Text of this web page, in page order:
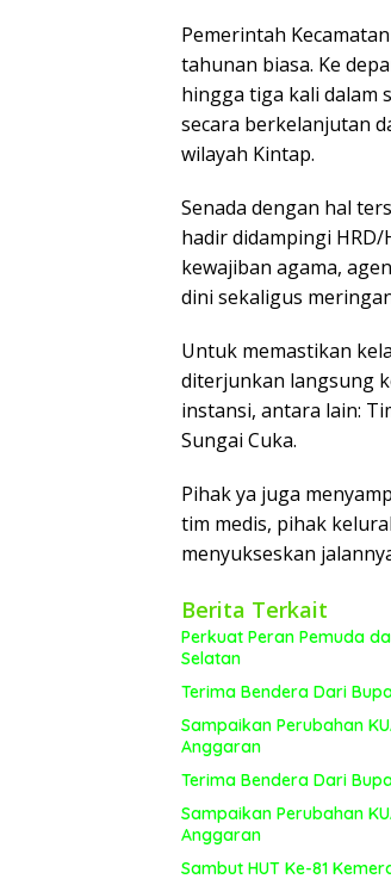
Pemerintah
tahunan biasa. Ke
hingga tiga kali dalam
secara berkelanjutan
wilayah Kintap.
Senada dengan hal
hadir didampingi HRD/
kewajiban agama,
dini sekaligus
Untuk memastikan
diterjunkan langsung
instansi, antara lain:
Sungai Cuka.
Pihak ya juga
tim medis, pihak
menyukseskan
Berita Terkait
Perkuat Peran Pemuda
Selatan
Terima Bendera Dari
Sampaikan Perubahan
Anggaran
Terima Bendera Dari
Sampaikan Perubahan
Anggaran
Sambut HUT Ke-81